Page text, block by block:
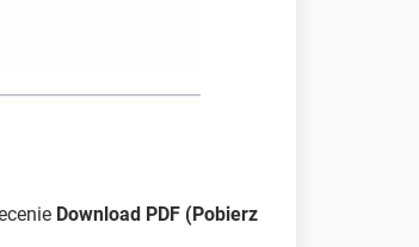
Download PDF (Pobierz